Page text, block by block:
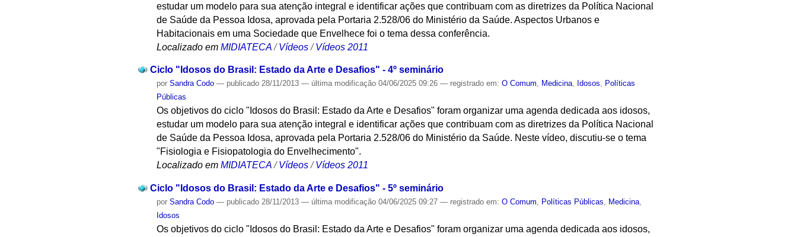
estudar um modelo para sua atenção integral e identificar ações que contribuam com as diretrizes da Política Nacional
de Saúde da Pessoa Idosa, aprovada pela Portaria 2.528/06 do Ministério da Saúde. Aspectos Urbanos e
Habitacionais em uma Sociedade que Envelhece foi o tema dessa conferência.
Localizado em MIDIATECA /Vídeos /Vídeos 2011
Ciclo "Idosos do Brasil: Estado da Arte e Desafios" - 4º seminário
porSandra Codo — publicado 28/11/2013— última modificação 04/06/2025 09:26— registrado em:O Comum, Medicina, Idosos, Políticas
Públicas
Os objetivos do ciclo "Idosos do Brasil: Estado da Arte e Desafios" foram organizar uma agenda dedicada aos idosos,
estudar um modelo para sua atenção integral e identificar ações que contribuam com as diretrizes da Política Nacional
de Saúde da Pessoa Idosa, aprovada pela Portaria 2.528/06 do Ministério da Saúde. Neste vídeo, discutiu-se o tema
"Fisiologia e Fisiopatologia do Envelhecimento".
Localizado em MIDIATECA /Vídeos /Vídeos 2011
Ciclo "Idosos do Brasil: Estado da Arte e Desafios" - 5º seminário
porSandra Codo — publicado 28/11/2013— última modificação 04/06/2025 09:27— registrado em:O Comum, Políticas Públicas, Medicina,
Idosos
Os objetivos do ciclo "Idosos do Brasil: Estado da Arte e Desafios" foram organizar uma agenda dedicada aos idosos,